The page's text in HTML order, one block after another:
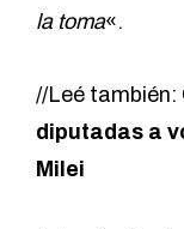
la toma«.
//Leé también:
diputadas a
Milei